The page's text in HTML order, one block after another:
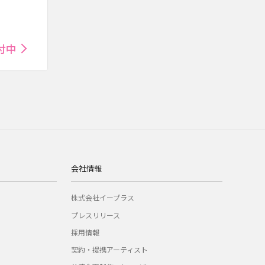
中
会社情報
株式会社イープラス
プレスリリース
採用情報
契約・提携アーティスト